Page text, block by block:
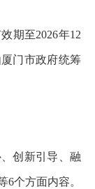
期至2026年12
门市政府统筹
创新引导、融
6个方面内容。